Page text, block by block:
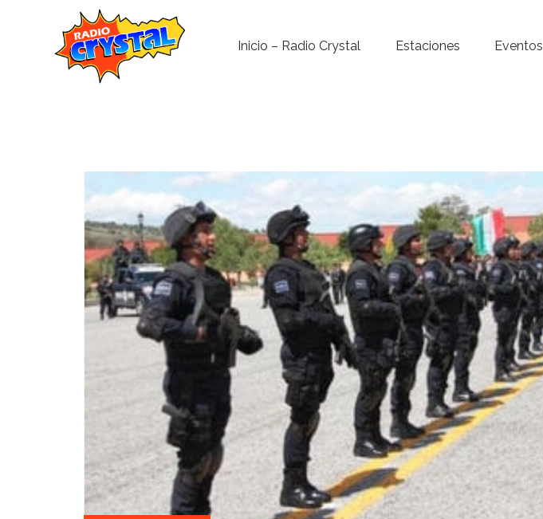
Inicio – Radio Crystal Estaciones Eventos
Noticias
Para ti
Contacto